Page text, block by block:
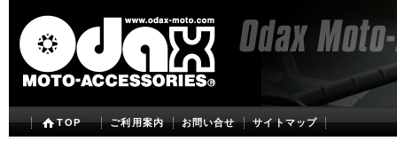
TOP ご利用案内 お問い合せ サイトマップ